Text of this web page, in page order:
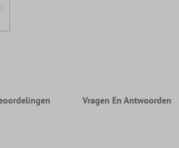
Vragen En Antwoorden